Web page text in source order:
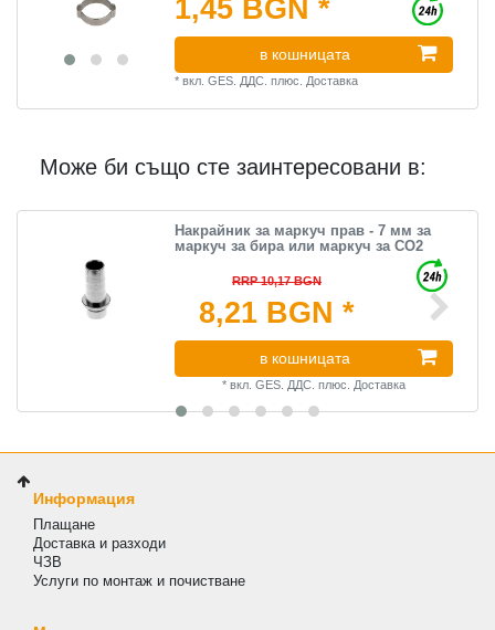
1,45 BGN *
в кошницата
*вкл. GES. ДДС. плюс. Доставка
Може би също сте заинтересовани в:
Накрайник за маркуч прав - 7 мм за
маркуч за бира или маркуч за CO2
RRP 10,17 BGN
8,21 BGN *
в кошницата
* вкл. GES. ДДС. плюс. Доставка
Информация
Плащане
Доставка и разходи
ЧЗВ
Услуги по монтаж и почистване